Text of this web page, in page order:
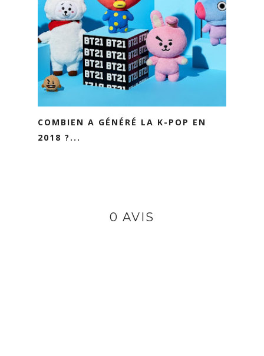
COMBIEN A GÉNÉRÉ LA K-POP EN
2018 ?...
0 AVIS